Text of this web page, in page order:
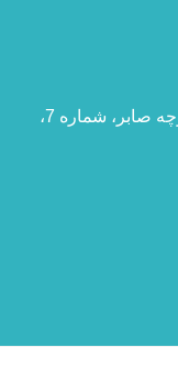
تهران، انقلاب، تقاطع جمهوری و کارگر، کوچه صابر، شماره 7،